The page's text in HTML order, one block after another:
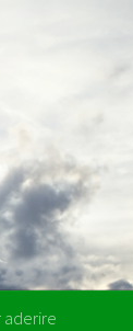
aderire